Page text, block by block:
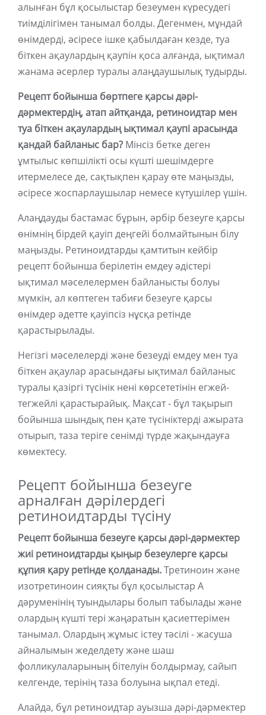
алынған бұл қосылыстар безеумен күресудегі
тиімділігімен танымал болды. Дегенмен, мұндай
өнімдерді, әсіресе ішке қабылдаған кезде, туа
біткен ақаулардың қаупін қоса алғанда, ықтимал
жанама әсерлер туралы алаңдаушылық тудырды.
Рецепт бойынша бөртпеге қарсы дәрі-
дәрмектердің, атап айтқанда, ретиноидтар мен
туа біткен ақаулардың ықтимал қаупі арасында
қандай байланыс бар? Мінсіз бетке деген
ұмтылыс көпшілікті осы күшті шешімдерге
итермелесе де, сақтықпен қарау өте маңызды,
әсіресе жоспарлаушылар немесе күтушілер үшін.
Алаңдауды бастамас бұрын, әрбір безеуге қарсы
өнімнің бірдей қауіп деңгейі болмайтынын білу
маңызды. Ретиноидтарды қамтитын кейбір
рецепт бойынша берілетін емдеу әдістері
ықтимал мәселелермен байланысты болуы
мүмкін, ал көптеген табиғи безеуге қарсы
өнімдер әдетте қауіпсіз нұсқа ретінде
қарастырылады.
Негізгі мәселелерді және безеуді емдеу мен туа
біткен ақаулар арасындағы ықтимал байланыс
туралы қазіргі түсінік нені көрсететінін егжей-
тегжейлі қарастырайық. Мақсат - бұл тақырып
бойынша шындық пен қате түсініктерді ажырата
отырып, таза теріге сенімді түрде жақындауға
көмектесу.
Рецепт бойынша безеуге
арналған дәрілердегі
ретиноидтарды түсіну
Рецепт бойынша безеуге қарсы дәрі-дәрмектер
жиі ретиноидтарды қыңыр безеулерге қарсы
құпия қару ретінде қолданады.Третиноин және
изотретиноин сияқты бұл қосылыстар А
дәруменінің туындылары болып табылады және
олардың күшті тері жаңаратын қасиеттерімен
танымал. Олардың жұмыс істеу тәсілі - жасуша
айналымын жеделдету және шаш
фолликулаларының бітелуін болдырмау, сайып
келгенде, терінің таза болуына ықпал етеді.
Алайда, бұл ретиноидтар ауызша дәрі-дәрмектер